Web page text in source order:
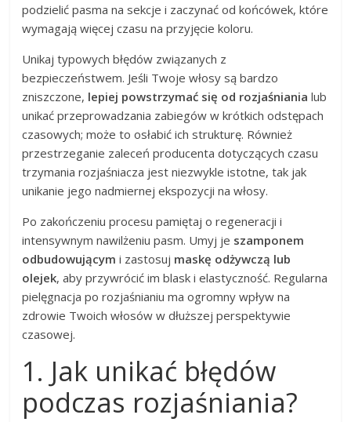
podzielić pasma na sekcje i zaczynać od końcówek, które
wymagają więcej czasu na przyjęcie koloru.
Unikaj typowych błędów związanych z
bezpieczeństwem. Jeśli Twoje włosy są bardzo
zniszczone, lepiej powstrzymać się od rozjaśniania lub
unikać przeprowadzania zabiegów w krótkich odstępach
czasowych; może to osłabić ich strukturę. Również
przestrzeganie zaleceń producenta dotyczących czasu
trzymania rozjaśniacza jest niezwykle istotne, tak jak
unikanie jego nadmiernej ekspozycji na włosy.
Po zakończeniu procesu pamiętaj o regeneracji i
intensywnym nawilżeniu pasm. Umyj je szamponem
odbudowującym i zastosuj maskę odżywczą lub
olejek, aby przywrócić im blask i elastyczność. Regularna
pielęgnacja po rozjaśnianiu ma ogromny wpływ na
zdrowie Twoich włosów w dłuższej perspektywie
czasowej.
1. Jak unikać błędów
podczas rozjaśniania?